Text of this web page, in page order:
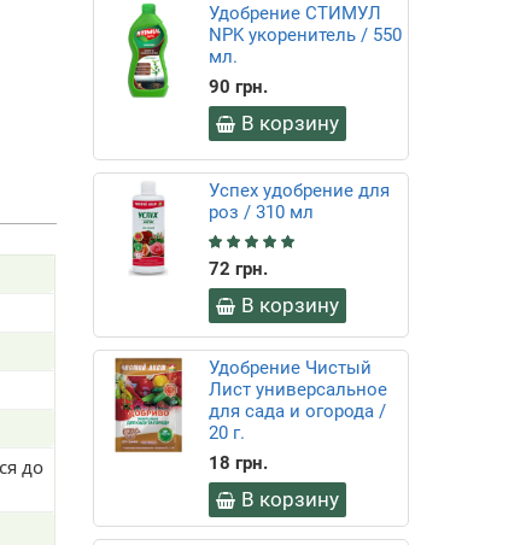
до
Удобрение СТИМУЛ
NPK укоренитель / 550
мл.
90 грн.
В корзину
Успех удобрение для
роз / 310 мл
72 грн.
В корзину
Удобрение Чистый
Лист универсальное
для сада и огорода /
20 г.
18 грн.
В корзину